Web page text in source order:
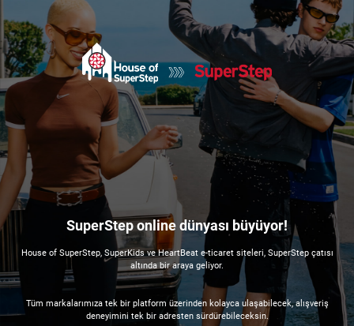
SuperStep online dünyası büyüyor!
House of SuperStep, SuperKids ve HeartBeat e-ticaret siteleri, SuperStep çatısı
altında bir araya geliyor.
Tüm markalarımıza tek bir platform üzerinden kolayca ulaşabilecek, alışveriş
deneyimini tek bir adresten sürdürebileceksin.